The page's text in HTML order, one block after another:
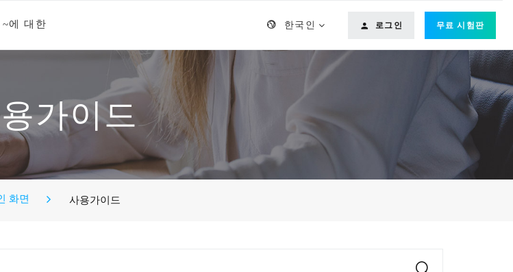
한국인 로그인 무료 시험판
~에 대한
가이드
화면 사용가이드